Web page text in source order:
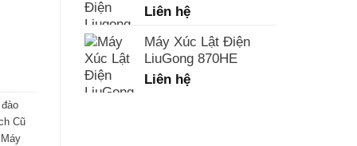
Liên hệ
Máy Xúc Lật Điện
LiuGong 870HE
Liên hệ
Cũ
Máy